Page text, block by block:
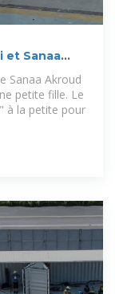
et Sanaa
Sanaa Akroud
petite fille. Le
à la petite pour